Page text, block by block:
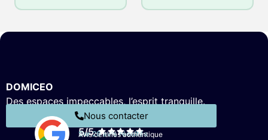
DOMICEO
Des espaces impeccables, l’esprit tranquille.
Nous contacter
5/5
Sur 26 avis récoltés
Avis certifiés authentique